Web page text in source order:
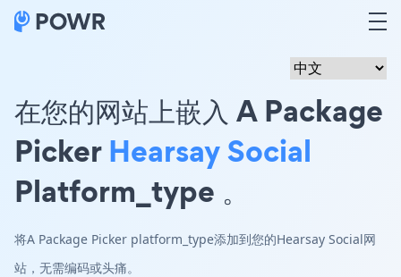
在您的网站上嵌入 A Package
PickerHearsay Social
Platform_type 。
将A Package Picker platform_type添加到您的Hearsay Social网
站，无需编码或头痛。